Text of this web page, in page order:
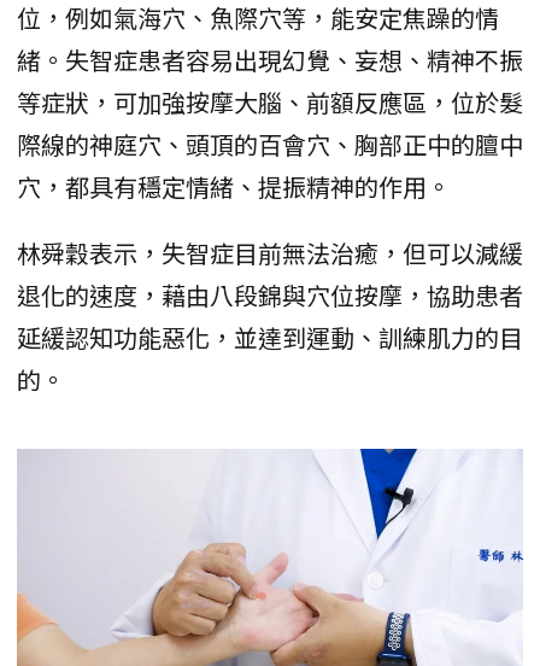
位，例如氣海穴、魚際穴等，能安定焦躁的情
緒。失智症患者容易出現幻覺、妄想、精神不振
等症狀，可加強按摩大腦、前額反應區，位於髮
際線的神庭穴、頭頂的百會穴、胸部正中的膻中
穴，都具有穩定情緒、提振精神的作用。
林舜穀表示，失智症目前無法治癒，但可以減緩
退化的速度，藉由八段錦與穴位按摩，協助患者
延緩認知功能惡化，並達到運動、訓練肌力的目
的。